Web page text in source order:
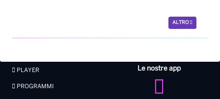
ALTRO
Le nostre app
PLAYER
PROGRAMMI